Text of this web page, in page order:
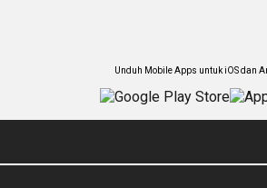
Unduh Mobile Apps untuk iOS dan